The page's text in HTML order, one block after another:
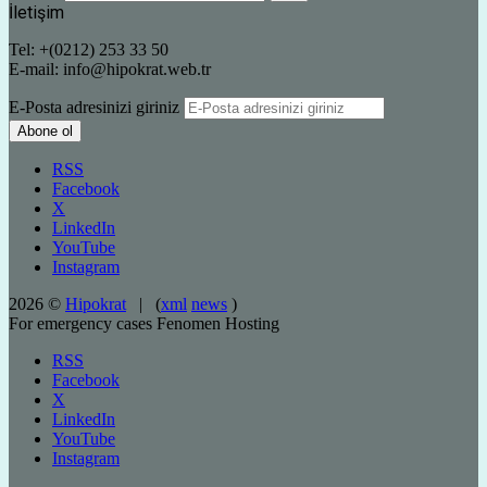
İletişim
Tel: +(0212) 253 33 50
E-mail: info@hipokrat.web.tr
E-Posta adresinizi giriniz
RSS
Facebook
X
LinkedIn
YouTube
Instagram
2026 © Hipokrat | (xml news )
For emergency cases Fenomen Hosting
RSS
Facebook
X
LinkedIn
YouTube
Instagram